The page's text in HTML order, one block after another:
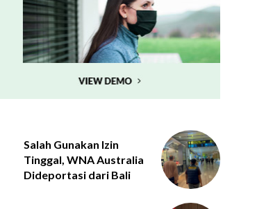
Salah Gunakan Izin
Tinggal, WNA Australia
Dideportasi dari Bali